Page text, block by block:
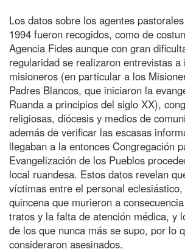
Los datos sobre los agentes
1994 fueron recogidos, como de
Agencia Fides aunque con gran
regularidad se realizaron entrevistas a
misioneros (en particular a los
Padres Blancos, que iniciaron la
Ruanda a principios del siglo XX),
religiosas, diócesis y medios de
además de verificar las escasas
llegaban a la entonces Congregación
Evangelización de los Pueblos
local ruandesa. Estos datos revelan
víctimas entre el personal
quincena que murieron a
tratos y la falta de atención médica, y
de los que nunca más se supo, por lo
consideraron asesinados.